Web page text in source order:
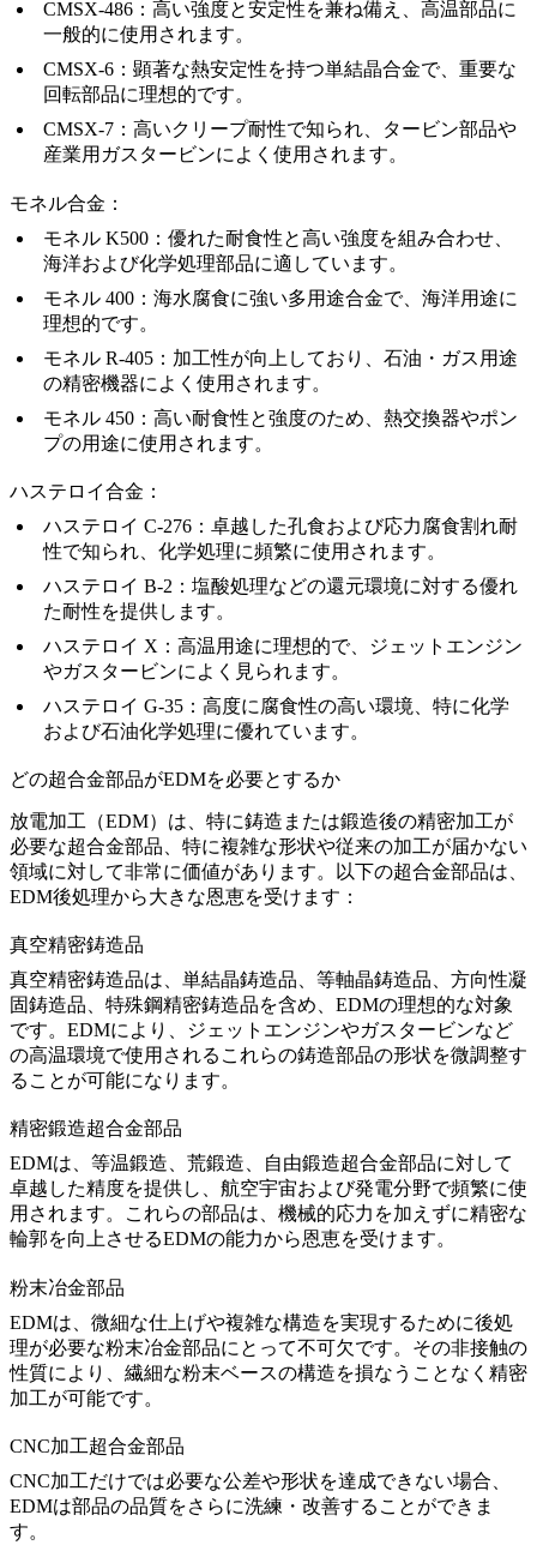
CMSX-486 ：高い強度と安定性を兼ね備え、高温部品に
一般的に使用されます。
CMSX-6 ：顕著な熱安定性を持つ単結晶合金で、重要な
回転部品に理想的です。
CMSX-7 ：高いクリープ耐性で知られ、タービン部品や
産業用ガスタービンによく使用されます。
モネル合金：
モネル K500 ：優れた耐食性と高い強度を組み合わせ、
海洋および化学処理部品に適しています。
モネル 400 ：海水腐食に強い多用途合金で、海洋用途に
理想的です。
モネル R-405 ：加工性が向上しており、石油・ガス用途
の精密機器によく使用されます。
モネル 450 ：高い耐食性と強度のため、熱交換器やポン
プの用途に使用されます。
ハステロイ合金：
ハステロイ C-276 ：卓越した孔食および応力腐食割れ耐
性で知られ、化学処理に頻繁に使用されます。
ハステロイ B-2 ：塩酸処理などの還元環境に対する優れ
た耐性を提供します。
ハステロイ X ：高温用途に理想的で、ジェットエンジン
やガスタービンによく見られます。
ハステロイ G-35 ：高度に腐食性の高い環境、特に化学
および石油化学処理に優れています。
どの超合金部品がEDMを必要とするか
放電加工（EDM）は、特に鋳造または鍛造後の精密加工が
必要な超合金部品、特に複雑な形状や従来の加工が届かない
領域に対して非常に価値があります。以下の超合金部品は、
EDM後処理から大きな恩恵を受けます：
真空精密鋳造品
真空精密鋳造品は、 単結晶鋳造品 等軸晶鋳造品
方向性凝
固鋳造品
特殊鋼精密鋳造品を含め、EDMの理想的な対象
です。EDMにより、ジェットエンジンやガスタービンなど
の高温環境で使用されるこれらの鋳造部品の形状を微調整す
ることが可能になります。
精密鍛造超合金部品
EDMは、 等温鍛造 荒鍛造 自由鍛造超合金部品に対して
卓越した精度を提供し、航空宇宙および発電分野で頻繁に使
用されます。これらの部品は、機械的応力を加えずに精密な
輪郭を向上させるEDMの能力から恩恵を受けます。
粉末冶金部品
EDMは、微細な仕上げや複雑な構造を実現するために後処
理が必要な粉末冶金部品にとって不可欠です。その非接触の
性質により、繊細な粉末ベースの構造を損なうことなく精密
加工が可能です。
CNC加工超合金部品
CNC加工だけでは必要な公差や形状を達成できない場合、
EDMは部品の品質をさらに洗練・改善することができま
す。